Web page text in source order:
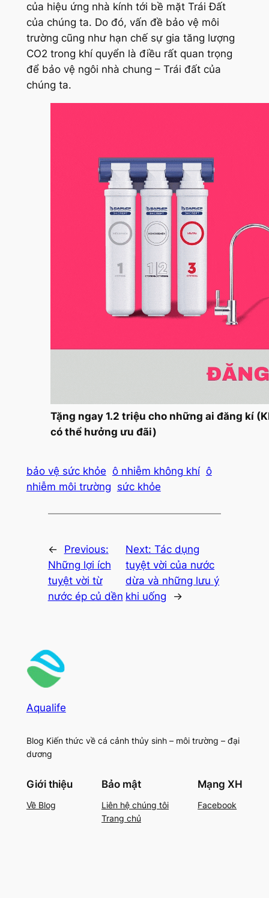
của hiệu ứng nhà kính tới bề mặt Trái Đất
của chúng ta. Do đó, vấn đề bảo vệ môi
trường cũng như hạn chế sự gia tăng lượng
CO2 trong khí quyển là điều rất quan trọng
để bảo vệ ngôi nhà chung – Trái đất của
chúng ta.
Tặng ngay 1.2 triệu cho những ai đăng kí
có thể hưởng ưu đãi)
bảo vệ sức khỏe ô nhiễm không khí ô
nhiễm môi trường sức khỏe
←
Previous:
Những lợi ích
tuyệt vời từ
nước ép củ dền
Next:Tác dụng
tuyệt vời của nước
dừa và những lưu ý
khi uống
→
Aqualife
Blog Kiến thức về cá cảnh thủy sinh – môi trường – đại
dương
Giới thiệu
Về Blog
Bảo mật
Liên hệ chúng tôi
Trang chủ
Mạng XH
Facebook